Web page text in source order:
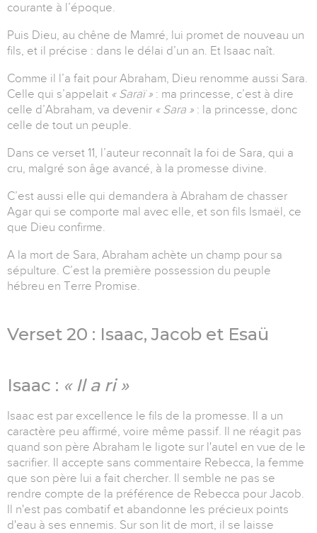
courante à l’époque.
Puis Dieu, au chêne de Mamré, lui promet de nouveau un
fils, et il précise : dans le délai d’un an. Et Isaac naît.
Comme il l’a fait pour Abraham, Dieu renomme aussi Sara.
Celle qui s’appelait « Saraï » : ma princesse, c’est à dire
celle d’Abraham, va devenir « Sara » : la princesse, donc
celle de tout un peuple.
Dans ce verset 11, l’auteur reconnaît la foi de Sara, qui a
cru, malgré son âge avancé, à la promesse divine.
C’est aussi elle qui demandera à Abraham de chasser
Agar qui se comporte mal avec elle, et son fils Ismaël, ce
que Dieu confirme.
A la mort de Sara, Abraham achète un champ pour sa
sépulture. C’est la première possession du peuple
hébreu en Terre Promise.
Verset 20 : Isaac, Jacob et Esaü
Isaac : « Il a ri »
Isaac est par excellence le fils de la promesse. Il a un
caractère peu affirmé, voire même passif. Il ne réagit pas
quand son père Abraham le ligote sur l'autel en vue de le
sacrifier. Il accepte sans commentaire Rebecca, la femme
que son père lui a fait chercher. Il semble ne pas se
rendre compte de la préférence de Rebecca pour Jacob.
Il n'est pas combatif et abandonne les précieux points
d'eau à ses ennemis. Sur son lit de mort, il se laisse